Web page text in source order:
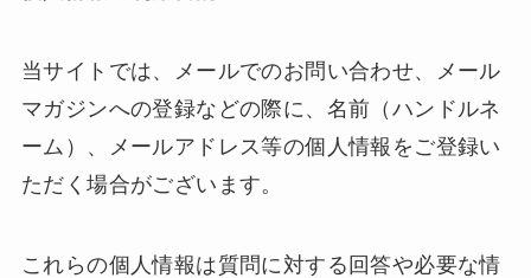
当サイトでは、メールでのお問い合わせ、メール
マガジンへの登録などの際に、名前（ハンドルネ
ーム）、メールアドレス等の個人情報をご登録い
ただく場合がございます。
これらの個人情報は質問に対する回答や必要な情